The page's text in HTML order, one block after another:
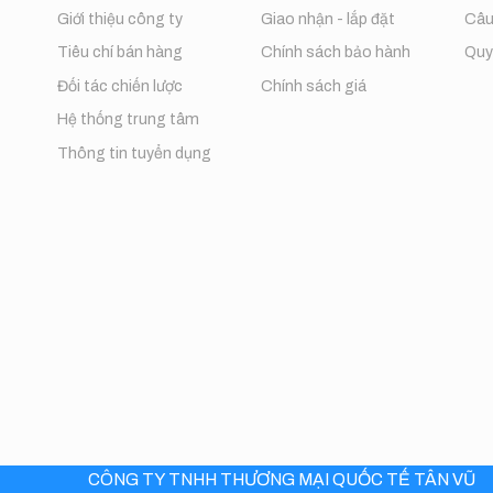
Giới thiệu công ty
Tiêu chí bán hàng
Đối tác chiến lược
Hệ thống trung tâm
Thông tin tuyển dụng
Giao nhận - lắp đặt
Chính sách bảo hành
Chính sách giá
CÔNG TY TNHH THƯƠNG MẠI QUỐC TẾ TÂN VŨ